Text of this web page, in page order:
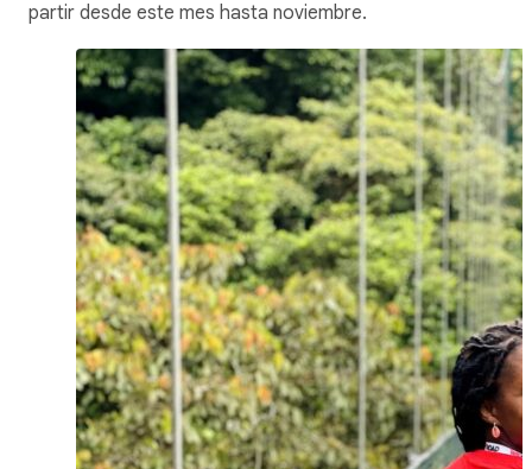
partir desde este mes hasta noviembre.